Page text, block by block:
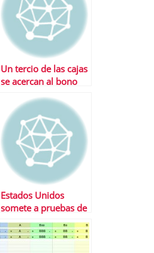
Un tercio de las cajas
se acercan al bono
Estados Unidos
somete a pruebas de
estres a sus bancos